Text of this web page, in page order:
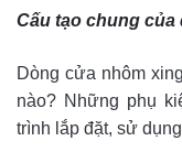
Cấu tạo chung của
Dòng cửa nhôm
nào? Những phụ
trình lắp đặt, sử